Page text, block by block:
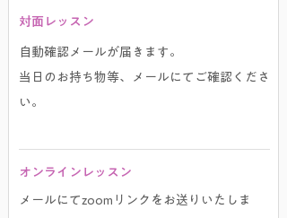
対面レッスン
自動確認メールが届きます。
当日のお持ち物等、メールにてご確認くださ
い。
​オンラインレッスン
メールにてzoomリンクをお送りいたしま